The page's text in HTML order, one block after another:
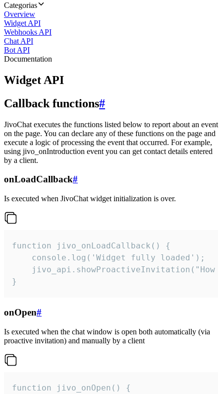
Categorias
Overview
Widget API
Webhooks API
Chat API
Bot API
Documentation
Widget API
Callback functions#
JivoChat executes the functions listed below to report about an event
on the page. You can declare any of these functions on the page and
execute a logic of processing the event that occurred. For example,
using jivo_onIntroduction event you can get contact details entered
by a client.
onLoadCallback#
Is executed when JivoChat widget initialization is over.
function jivo_onLoadCallback() {
    console.log('Widget fully loaded');
jivo_api.showProactiveInvitation("How
}
onOpen#
Is executed when the chat window is open both automatically (via
proactive invitation) and manually by a client
function jivo_onOpen() {